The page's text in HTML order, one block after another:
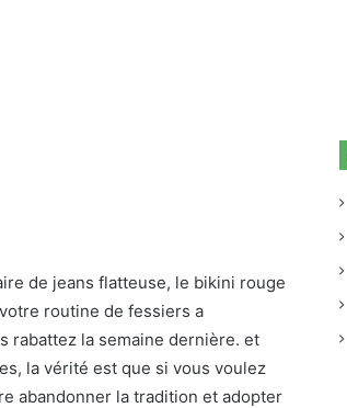
de jeans flatteuse, le bikini rouge
routine de fessiers a
rabattez la semaine dernière. et
la vérité est que si vous voulez
abandonner la tradition et adopter